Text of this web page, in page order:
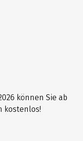
können Sie ab
kostenlos!